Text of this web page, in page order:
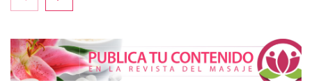
cada vez más pacientes buscan verse mejor sin